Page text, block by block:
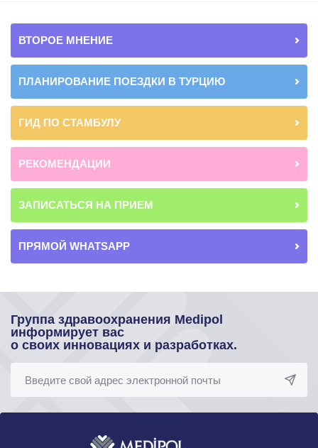
ВТОРОЕ МНЕНИЕ
ПЛАНИРОВАНИЕ ПОЕЗДКИ В ТУРЦИЮ
ГИД ПО СТАМБУЛУ
РЕКОМЕНДАЦИИ
ЗАПИСАТЬСЯ НА ПРИЕМ
ПРЯМОЙ WHATSAPP
Группа здравоохранения Medipol
информирует вас
о своих инновациях и разработках.